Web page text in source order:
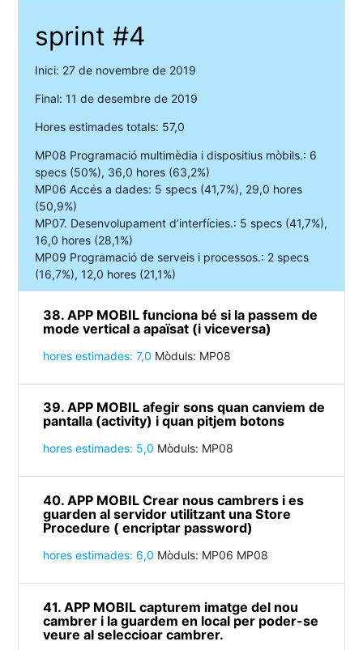
sprint #4
Inici: 27 de novembre de 2019
Final: 11 de desembre de 2019
Hores estimades totals: 57,0
MP08 Programació multimèdia i dispositius mòbils.: 6
specs (50%), 36,0 hores (63,2%)
MP06 Accés a dades: 5 specs (41,7%), 29,0 hores
(50,9%)
MP07. Desenvolupament d’interfícies.: 5 specs (41,7%),
16,0 hores (28,1%)
MP09 Programació de serveis i processos.: 2 specs
(16,7%), 12,0 hores (21,1%)
38. APP MOBIL funciona bé si la passem de
mode vertical a apaïsat (i viceversa)
hores estimades: 7,0 Mòduls: MP08
39. APP MOBIL afegir sons quan canviem de
pantalla (activity) i quan pitjem botons
hores estimades: 5,0 Mòduls: MP08
40. APP MOBIL Crear nous cambrers i es
guarden al servidor utilitzant una Store
Procedure ( encriptar password)
hores estimades: 6,0 Mòduls: MP06 MP08
41. APP MOBIL capturem imatge del nou
cambrer i la guardem en local per poder-se
veure al seleccioar cambrer.